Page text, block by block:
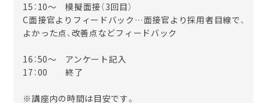
15：10～ 模擬面接（3回目）
C面接官よりフィードバック…面接官より採用者目線で、
よかった点、改善点などフィードバック
16：50～ アンケート記入
17：00 終了
※講座内の時間は目安です。